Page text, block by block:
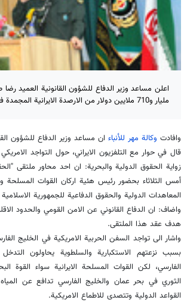
اعلن مساعد وزير الدفاع للشؤون القانونية العميد رضا
مليار و710 ملايين دولار من الارصدة الايرانية المجمدة في الولايات المتحدة.
وافادت وكالة مهر للأنباءان مساعد وزير الدفاع للشؤون
قال في حوار مع التلفزيون الايراني، حول التواجد
زواية الحقوق الدولية والبحرية: ان احد محاور ملتقى
أمس الثلاثاء بحضور رئيس هئية اركان القوات المسلحة
المعاهدات الدولية والحقوق الدفاعية للجمهورية الاسلامية
واضاف: ان الدفاع القانوني عن الامن القومي والحدود
هدف عقد هذا الملتقى.
واشار الى تواجد السفن الحربية الامريكية في الخليج
بسبب نزعتهم الاستكبارية والسلطوية يحاولون
الفارسي، لكن القوات المسلحة الايرانية سواء القوة
الثوري في بحر عمان والخليج الفارسي تدافع عن المياه
القواعد الدولية وتتصدى للاطماع الامريكية.